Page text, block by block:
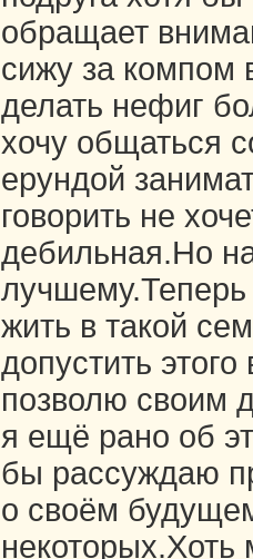
обращает
сижу за компом
делать нефиг
хочу общаться
ерундой
говорить не
дебильная.Но
лучшему.Теперь
жить в такой
допустить
позволю своим
я ещё рано об
бы рассуждаю
о своём
некоторых.Хоть